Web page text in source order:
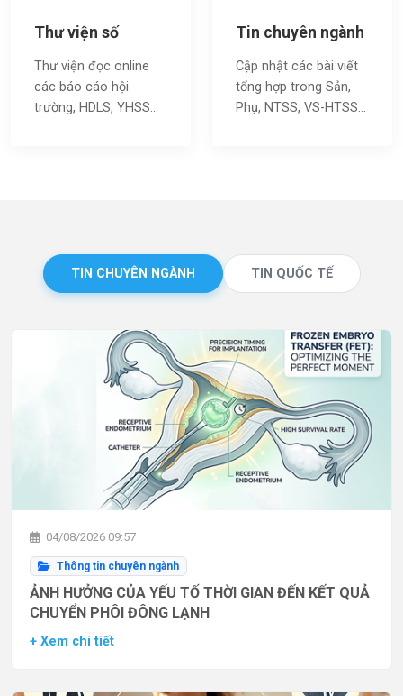
Thư viện số
Thư viện đọc online
các báo cáo hội
trường, HDLS, YHSS…
Tin chuyên ngành
Cập nhật các bài viết
tổng hợp trong Sản,
Phụ, NTSS, VS-HTSS...
TIN CHUYÊN NGÀNH TIN QUỐC TẾ
04/08/2026 09:57
Thông tin chuyên ngành
ẢNH HƯỞNG CỦA YẾU TỐ THỜI GIAN ĐẾN KẾT QUẢ
CHUYỂN PHÔI ĐÔNG LẠNH
+ Xem chi tiết